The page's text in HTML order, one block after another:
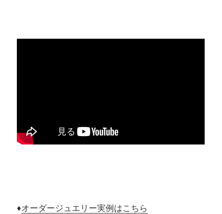
♦オーダージュエリー実例はこちら